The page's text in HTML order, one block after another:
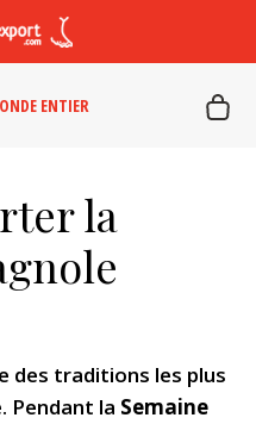
ENTIER
la
des traditions les plus
Pendant la Semaine